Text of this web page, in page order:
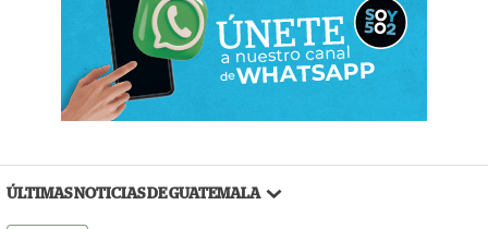
ÚLTIMAS NOTICIAS DE GUATEMALA